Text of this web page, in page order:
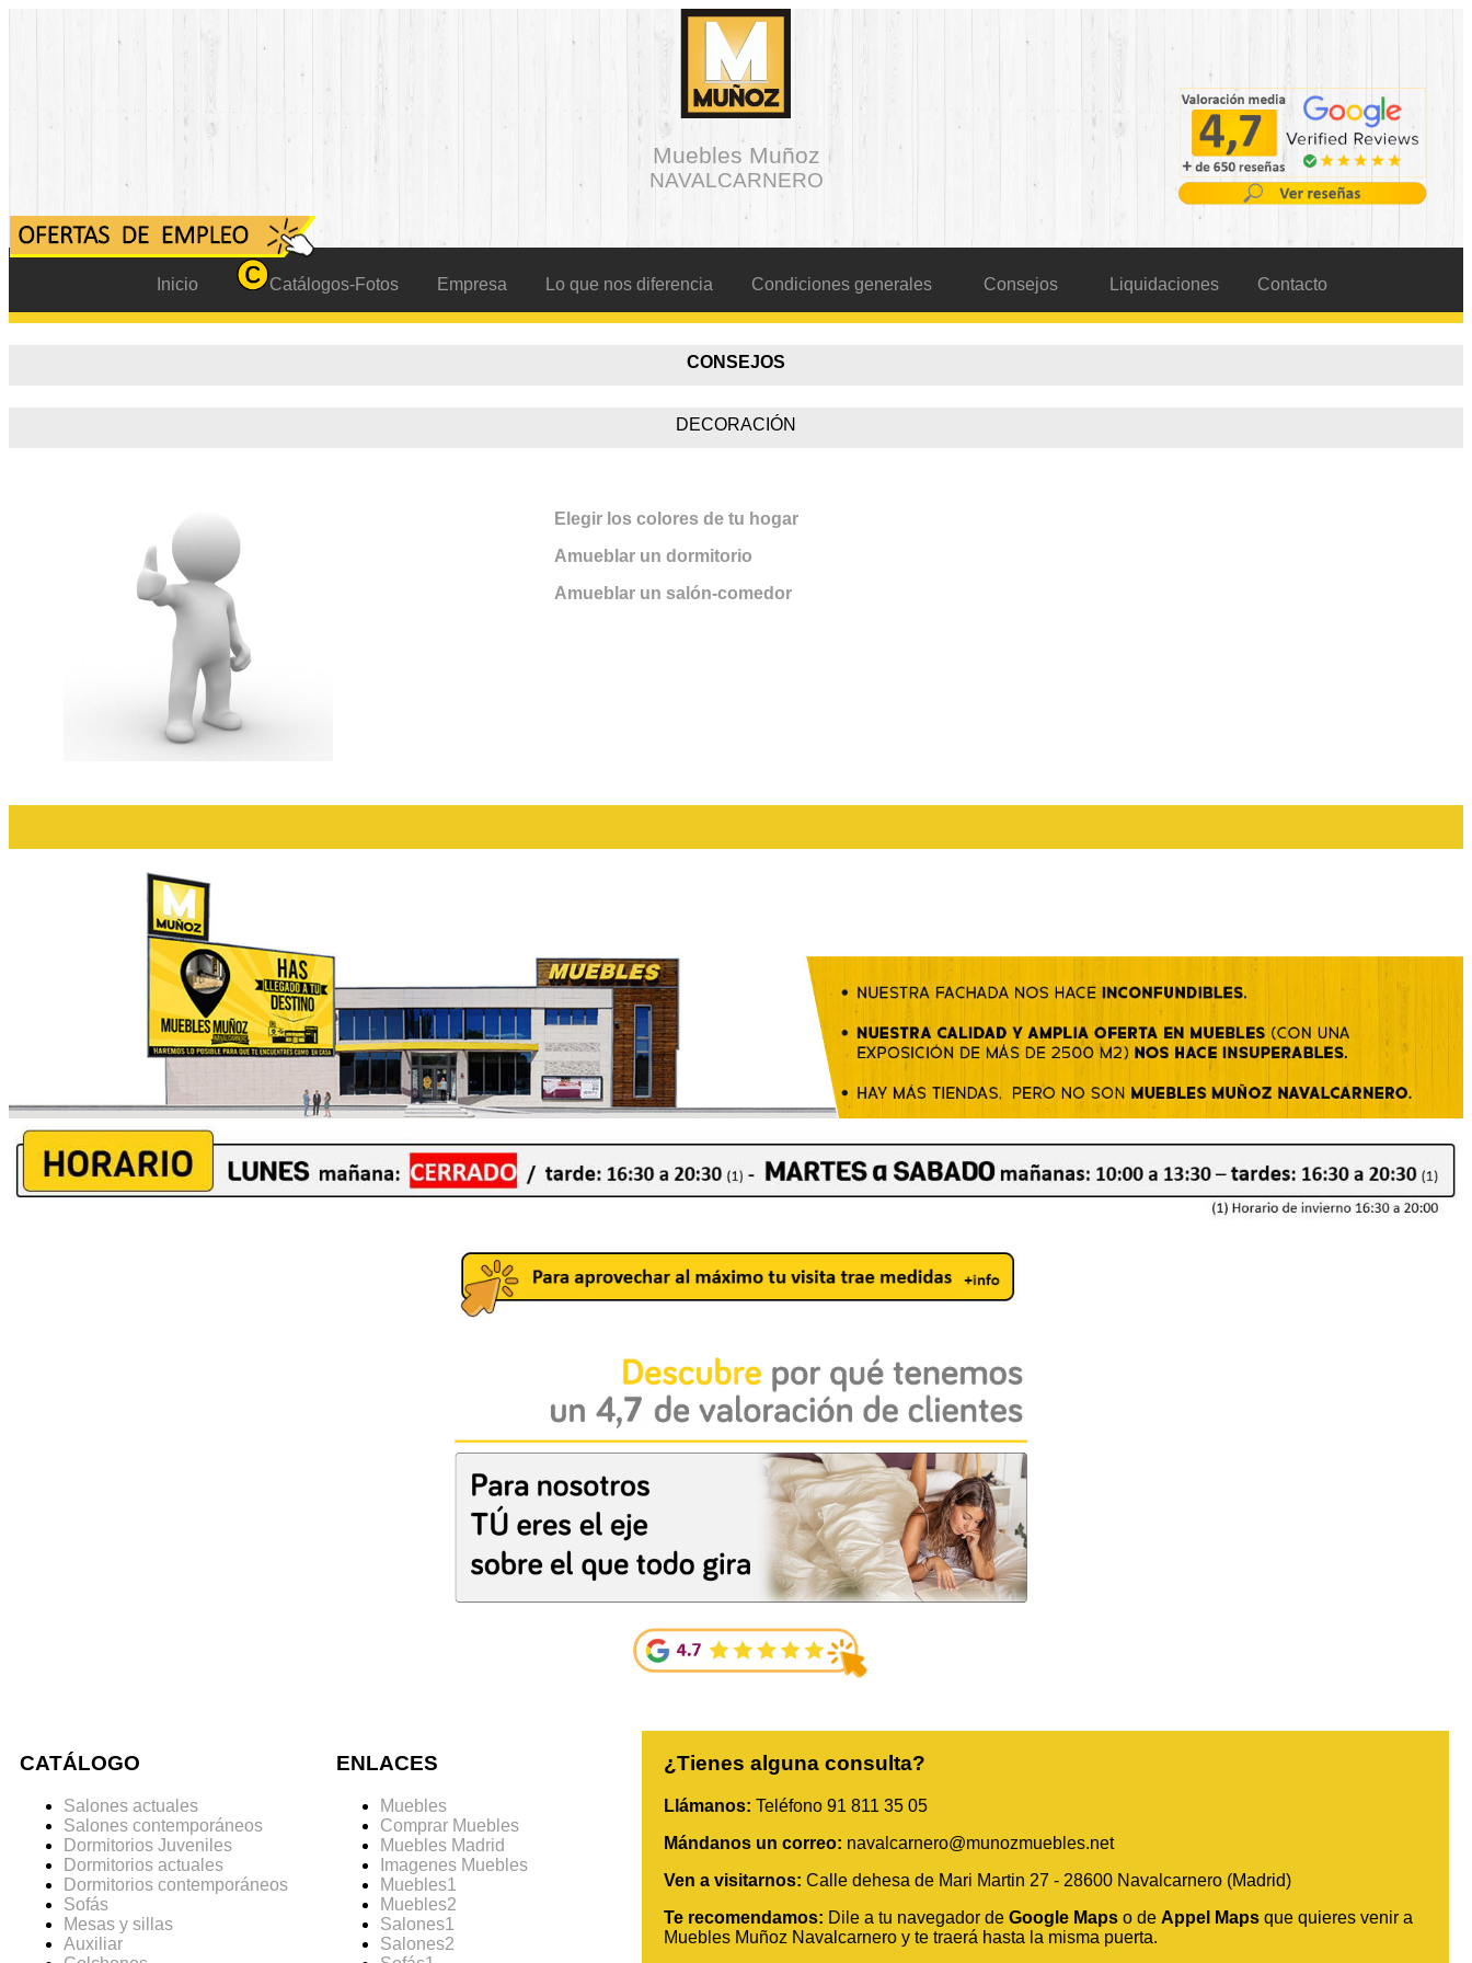
Muebles Muñoz
NAVALCARNERO
Inicio Catálogos-Fotos Empresa Lo que nos diferencia Condiciones generales Consejos Liquidaciones Contacto
CONSEJOS
DECORACIÓN
Elegir los colores de tu hogar
Amueblar un dormitorio
Amueblar un salón-comedor
CATÁLOGO
Salones actuales
Salones contemporáneos
Dormitorios Juveniles
Dormitorios actuales
Dormitorios contemporáneos
Sofás
Mesas y sillas
Auxiliar
ENLACES
Muebles
Comprar Muebles
Muebles Madrid
Imagenes Muebles
Muebles1
Muebles2
Salones1
Salones2
¿Tienes alguna consulta?
Llámanos: Teléfono 91 811 35 05
Mándanos un correo: navalcarnero@munozmuebles.net
Ven a visitarnos: Calle dehesa de Mari Martin 27 - 28600 Navalcarnero (Madrid)
Te recomendamos: Dile a tu navegador de Google Mapso de Appel Mapsque quieres venir a
Muebles Muñoz Navalcarnero y te traerá hasta la misma puerta.